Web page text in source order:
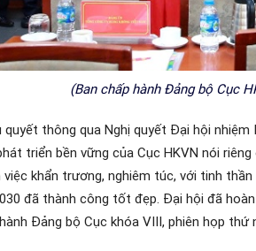
(Ban chấp hành Đảng bộ Cục
thông qua Nghị quyết Đại hội
triển bền vững của Cục HKVN nói
khẩn trương, nghiêm túc, với tinh
đã thành công tốt đẹp. Đại hội đã
Đảng bộ Cục khóa VIII, phiên họp